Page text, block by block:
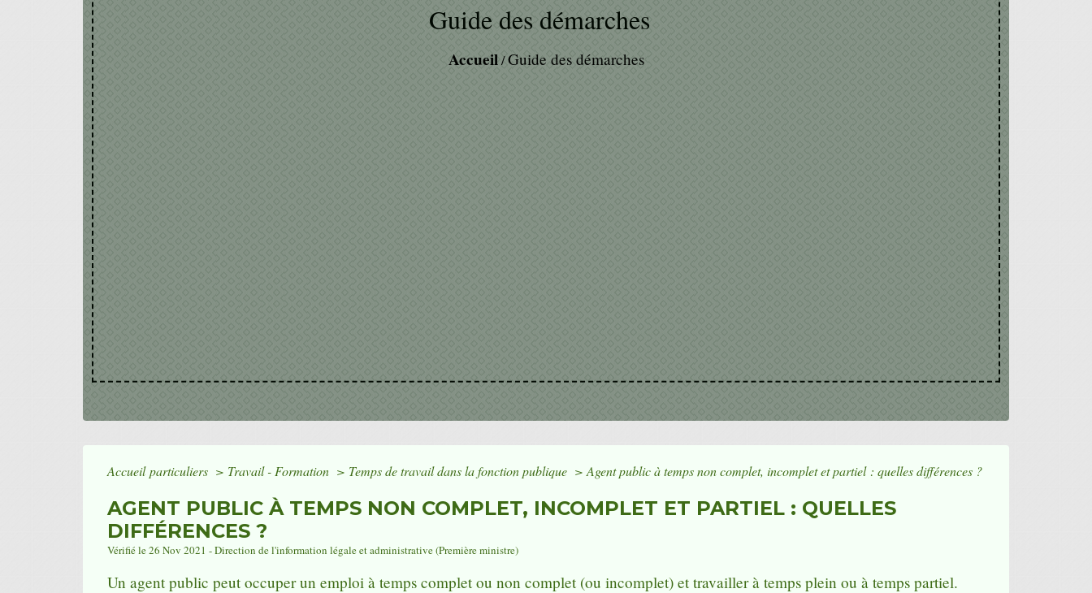
Guide des démarches
Accueil /Guide des démarches
Accueil particuliers > Travail - Formation > Temps de travail dans la fonction publique > Agent public à temps non complet, incomplet et partiel : quelles différences ?
AGENT PUBLIC À TEMPS NON COMPLET, INCOMPLET ET PARTIEL : QUELLES
DIFFÉRENCES ?
Vérifié le 26 Nov 2021 - Direction de l'information légale et administrative (Première ministre)
Un agent public peut occuper un emploi à temps complet ou non complet (ou incomplet) et travailler à temps plein ou à temps partiel.